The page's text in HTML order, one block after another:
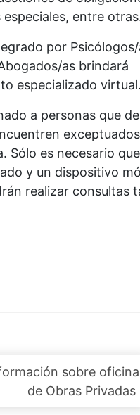
entre
por
as brindará
especializado virtual.
a personas que
Sólo es necesario
y un dispositivo
realizar consultas
sobre oficina
de Obras Privadas